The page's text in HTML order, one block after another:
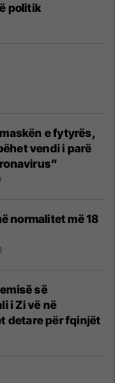
politik
e fytyrës,
vendi i parë
normalitet më 18
së
i Zi vë në
detare për fqinjët